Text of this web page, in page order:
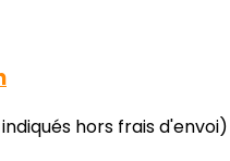
hors frais